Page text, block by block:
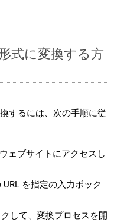
式に変換する方
するには、次の手順に従
ェブサイトにアクセスし
を指定の入力ボック
して、変換プロセスを開